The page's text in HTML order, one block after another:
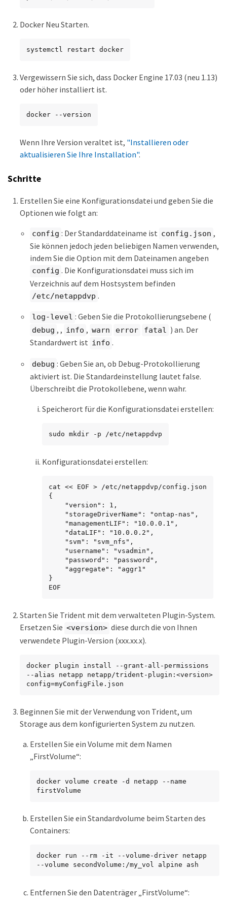
Docker Neu Starten.
systemctl restart docker
Vergewissern Sie sich, dass Docker Engine 17.03 (neu 1.13)
oder höher installiert ist.
docker --version
Wenn Ihre Version veraltet ist, "Installieren oder
aktualisieren Sie Ihre Installation".
Schritte
Erstellen Sie eine Konfigurationsdatei und geben Sie die
Optionen wie folgt an:
config : Der Standarddateiname ist config.json ,
Sie können jedoch jeden beliebigen Namen verwenden,
indem Sie die Option mit dem Dateinamen angeben
config . Die Konfigurationsdatei muss sich im
Verzeichnis auf dem Hostsystem befinden
/etc/netappdvp .
log-level : Geben Sie die Protokollierungsebene (
debug , , info , warn error fatal
) an. Der
Standardwert ist info .
debug : Geben Sie an, ob Debug-Protokollierung
aktiviert ist. Die Standardeinstellung lautet false.
Überschreibt die Protokollebene, wenn wahr.
Speicherort für die Konfigurationsdatei erstellen:
sudo mkdir -p /etc/netappdvp
Konfigurationsdatei erstellen:
cat << EOF > /etc/netappdvp/config.json
{
}
EOF
Starten Sie Trident mit dem verwalteten Plugin-System.
Ersetzen Sie <version> diese durch die von Ihnen
verwendete Plugin-Version (xxx.xx.x).
docker plugin install --grant-all-permissions
--alias netapp netapp/trident-plugin:<version>
config=myConfigFile.json
Beginnen Sie mit der Verwendung von Trident, um
Storage aus dem konfigurierten System zu nutzen.
Erstellen Sie ein Volume mit dem Namen
„FirstVolume“:
docker volume create -d netapp --name
firstVolume
Erstellen Sie ein Standardvolume beim Starten des
Containers:
docker run --rm -it --volume-driver netapp
--volume secondVolume:/my_vol alpine ash
Entfernen Sie den Datenträger „FirstVolume“: